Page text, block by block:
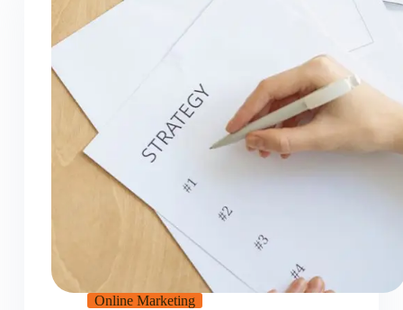
Online Marketing